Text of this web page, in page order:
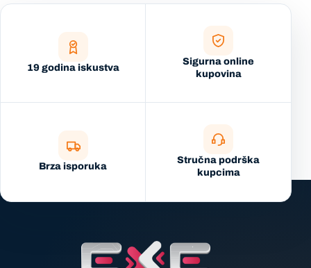
19 godina iskustva
Sigurna online
kupovina
Brza isporuka
Stručna podrška
kupcima